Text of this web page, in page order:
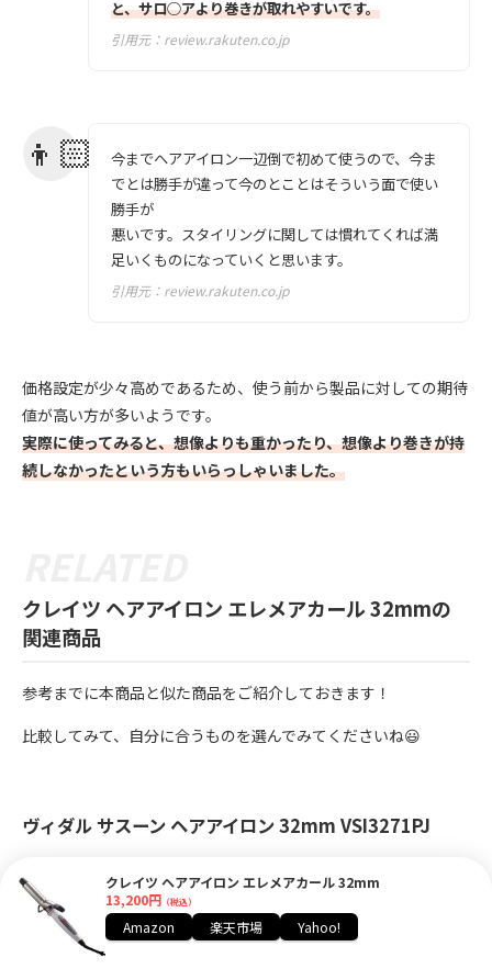
と、サロ○アより巻きが取れやすいです。
引用元： review.rakuten.co.jp
今までヘアアイロン一辺倒で初めて使うので、今ま
でとは勝手が違って今のとことはそういう面で使い
勝手が
悪いです。スタイリングに関しては慣れてくれば満
足いくものになっていくと思います。
引用元： review.rakuten.co.jp
価格設定が少々高めであるため、使う前から製品に対しての期待
値が高い方が多いようです。
実際に使ってみると、想像よりも重かったり、想像より巻きが持
続しなかったという方もいらっしゃいました。
クレイツ ヘアアイロン エレメアカール 32mmの
関連商品
参考までに本商品と似た商品をご紹介しておきます！
比較してみて、自分に合うものを選んでみてくださいね😃
ヴィダル サスーン ヘアアイロン 32mm VSI3271PJ
す！
クレイツ ヘアアイロン エレメアカール 32mm
13,200円 （税込）
Amazon 楽天市場 Yahoo!